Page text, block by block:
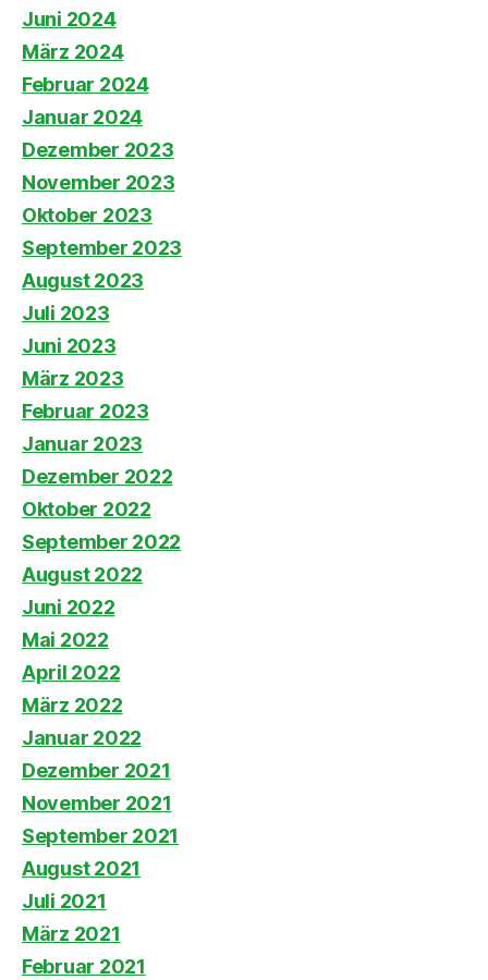
Juni 2024
März 2024
Februar 2024
Januar 2024
Dezember 2023
November 2023
Oktober 2023
September 2023
August 2023
Juli 2023
Juni 2023
März 2023
Februar 2023
Januar 2023
Dezember 2022
Oktober 2022
September 2022
August 2022
Juni 2022
Mai 2022
April 2022
März 2022
Januar 2022
Dezember 2021
November 2021
September 2021
August 2021
Juli 2021
März 2021
Februar 2021